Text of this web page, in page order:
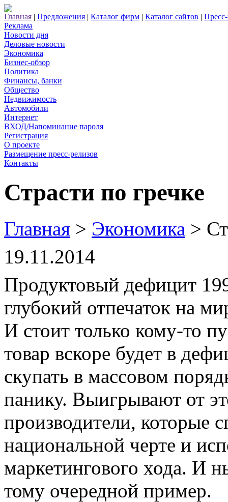
Главная | Предложения | Каталог фирм | Каталог сайтов |
Реклама
Новости дня
Деловые новости
Экономика
Бизнес-обзор
Политика
Финансы, банки
Общество
Недвижимость
Автомобили
Интернет
ВХОД/Напоминание пароля
Регистрация
О проекте
Размещение пресс-релизов
Контакты
Страсти по гречке
Главная > Экономика >
19.11.2014
Продуктовый дефицит
глубокий отпечаток на
И стоит только кому-то
товар вскоре будет в
скупать в массовом
панику. Выигрывают от
производители, которые
национальной черте и
маркетингового хода. И
тому очередной пример.